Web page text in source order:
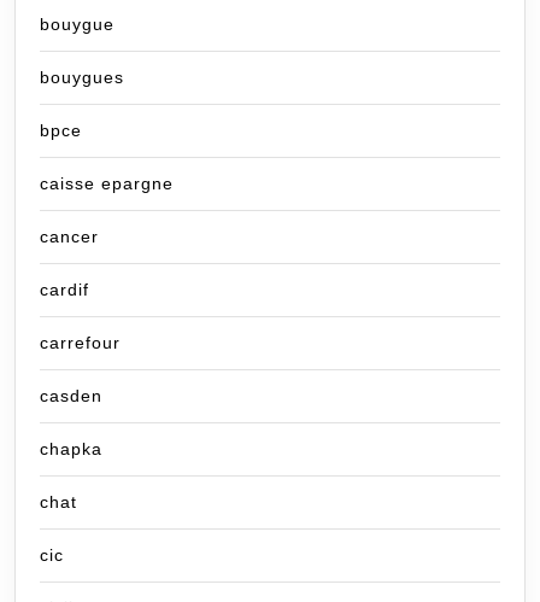
bouygue
bouygues
bpce
caisse epargne
cancer
cardif
carrefour
casden
chapka
chat
cic